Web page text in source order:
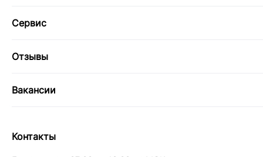
Сервис
Отзывы
Вакансии
Контакты